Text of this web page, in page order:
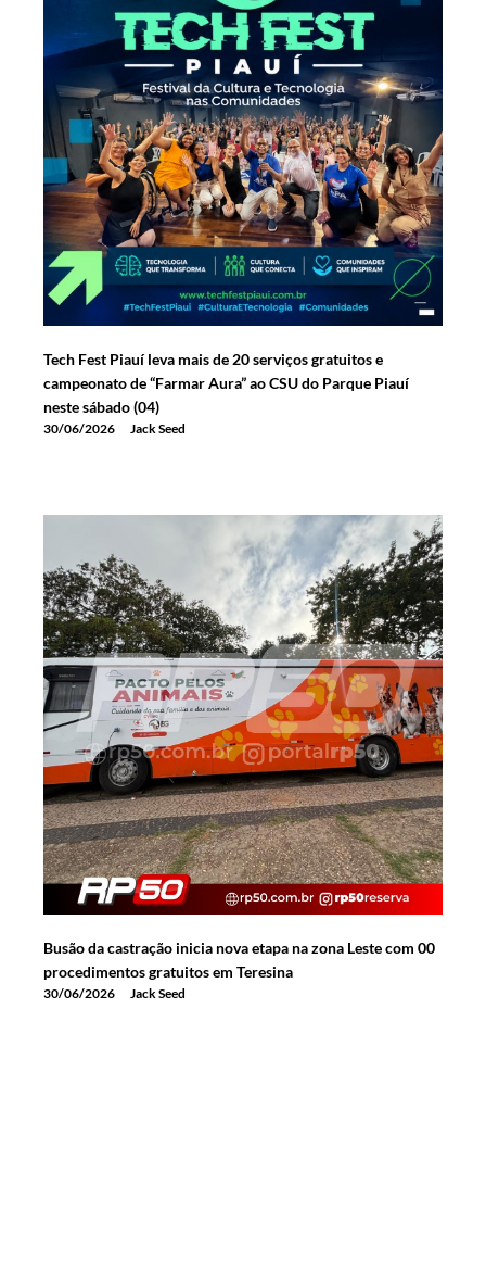
Tech Fest Piauí leva mais de 20 serviços gratuitos e
campeonato de “Farmar Aura” ao CSU do Parque Piauí
neste sábado (04)
30/06/2026 Jack Seed
Busão da castração inicia nova etapa na zona Leste com 00
procedimentos gratuitos em Teresina
30/06/2026 Jack Seed